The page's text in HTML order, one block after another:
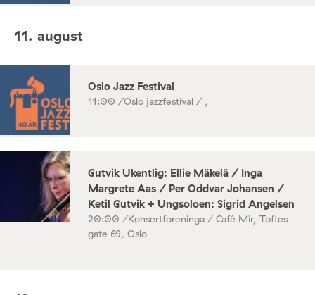
11. august
Oslo Jazz Festival
11:00 /Oslo jazzfestival / ,
Gutvik Ukentlig: Ellie Mäkelä / Inga
Margrete Aas / Per Oddvar Johansen /
Ketil Gutvik + Ungsoloen: Sigrid Angelsen
20:00 /Konsertforeninga / Café Mir, Toftes
gate 69, Oslo